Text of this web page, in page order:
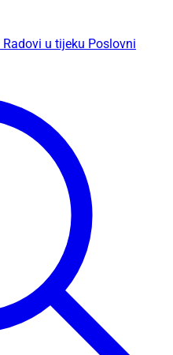
Radovi u tijeku Poslovni